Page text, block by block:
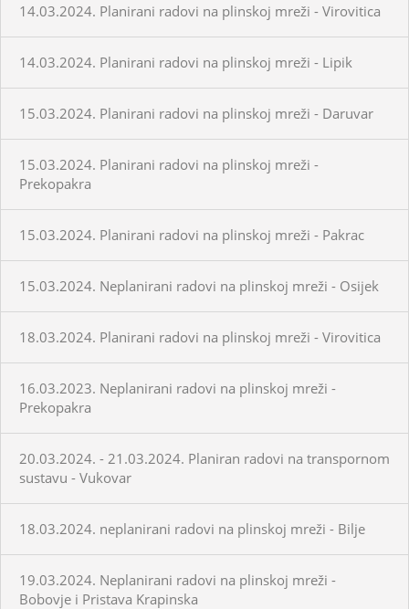
14.03.2024. Planirani radovi na plinskoj mreži - Virovitica
14.03.2024. Planirani radovi na plinskoj mreži - Lipik
15.03.2024. Planirani radovi na plinskoj mreži - Daruvar
15.03.2024. Planirani radovi na plinskoj mreži -
Prekopakra
15.03.2024. Planirani radovi na plinskoj mreži - Pakrac
15.03.2024. Neplanirani radovi na plinskoj mreži - Osijek
18.03.2024. Planirani radovi na plinskoj mreži - Virovitica
16.03.2023. Neplanirani radovi na plinskoj mreži -
Prekopakra
20.03.2024. - 21.03.2024. Planiran radovi na transpornom
sustavu - Vukovar
18.03.2024. neplanirani radovi na plinskoj mreži - Bilje
19.03.2024. Neplanirani radovi na plinskoj mreži -
Bobovje i Pristava Krapinska